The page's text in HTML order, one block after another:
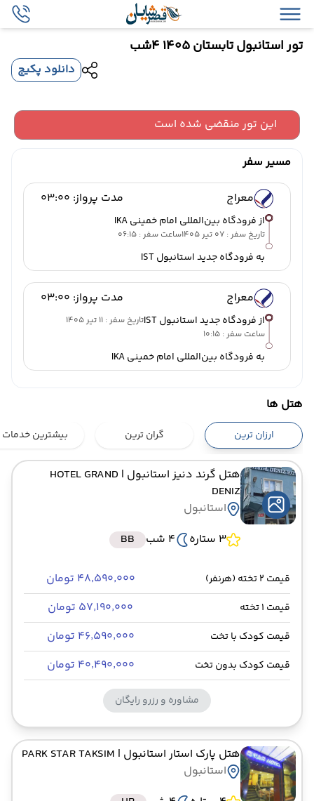
تور استانبول تابستان 1405 4شب
دانلود پکیج
این تور منقضی شده است
مسیر سفر
معراج مدت پرواز: 03:00
از فرودگاه بین‌المللی امام خمینی IKA
تاریخ سفر : 07 تیر 1405 ساعت سفر : 06:15
به فرودگاه جدید استانبول IST
معراج مدت پرواز: 03:00
از فرودگاه جدید استانبول IST
تاریخ سفر : 11 تیر 1405
ساعت سفر : 10:15
به فرودگاه بین‌المللی امام خمینی IKA
هتل ها
ارزان ترین گران ترین بیشترین خدمات
هتل گرند دنیز استانبول | HOTEL GRAND
DENIZ
استانبول
3 ستاره
4 شب BB
قیمت 2 تخته (هرنفر) ۴۸٬۵۹۰٬۰۰۰ تومان
قیمت 1 تخته ۵۷٬۱۹۰٬۰۰۰ تومان
قیمت کودک با تخت ۴۶٬۵۹۰٬۰۰۰ تومان
قیمت کودک بدون تخت ۴۰٬۴۹۰٬۰۰۰ تومان
مشاوره و رزرو رایگان
هتل پارک استار استانبول | PARK STAR TAKSIM
استانبول